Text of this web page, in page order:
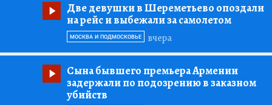
Две девушки в Шереметьево опоздали
на рейс и выбежали за самолетом
вчера
МОСКВА И ПОДМОСКОВЬЕ
Сына бывшего премьера Армении
задержали по подозрению в заказном
убийств